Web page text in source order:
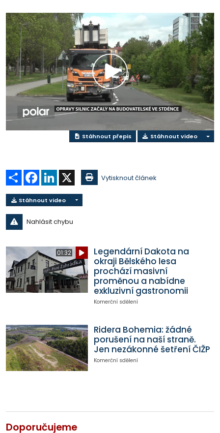
Přehrát
video
Stáhnout přepis Stáhnout video
Sdílet Facebook
LinkedIn Vytisknout článek
Stáhnout video
Nahlásit chybu
01:32
Legendární Dakota na
okraji Bělského lesa
prochází masivní
proměnou a nabídne
exkluzivní gastronomii
Komerční sdělení
Ridera Bohemia: žádné
porušení na naší straně.
Jen nezákonné šetření ČIŽP
Komerční sdělení
Doporučujeme